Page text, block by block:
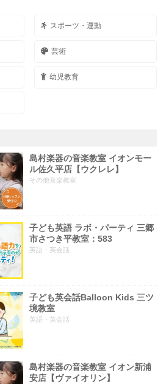
スポーツ・運動
芸術
幼児教育
島村楽器の音楽教室 イオンモー
ル佐久平店【ウクレレ】
その他音楽教室
子ども英語 ラボ・パーティ 三郷
市さつき平教室：583
英語・英会話
子ども英会話Balloon Kids 三ツ
境教室
英語・英会話
島村楽器の音楽教室 イオン新浦
安店【ヴァイオリン】